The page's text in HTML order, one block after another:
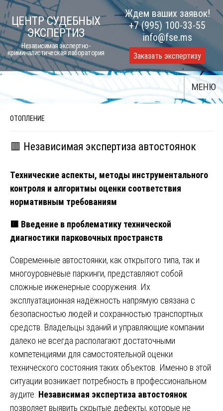
Skip
to
content
ЦЕНТР СУДЕБНЫХ
ЭКСПЕРТИЗ
Независимая экспертно-
криминалистическая лаборатория
Ждем ваших заявок!
+7 (995) 100-33-55
info@fse.ms
Заказать экспертизу
МЕНЮ
ОТОПЛЕНИЕ
🟥 Независимая экспертиза автостоянок
Технические аспекты, методы инструментального
контроля и алгоритмы оценки соответствия
нормативным требованиям
🟥 Введение в проблематику технической
диагностики парковочных пространств
Современные автостоянки, как открытого типа, так и
многоуровневые паркинги, представляют собой
сложные инженерные сооружения. Их
эксплуатационная надёжность напрямую связана с
безопасностью людей и сохранностью транспортных
средств. Владельцы зданий и управляющие компании
далеко не всегда располагают достаточными
компетенциями для самостоятельной оценки
технического состояния таких объектов. Именно в этой
ситуации возникает потребность в профессиональном
аудите. Независимая экспертиза автостоянок
позволяет выявить скрытые дефекты, которые не